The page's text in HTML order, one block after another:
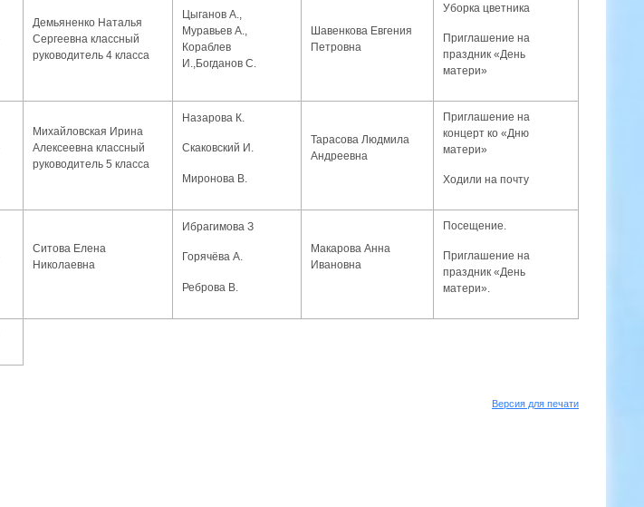
Демьяненко Наталья
Сергеевна классный
руководитель 4 класса
Цыганов А.,
Муравьев А.,
Кораблев
И., Богданов С.
Шавенкова Евгения
Петровна
Уборка цветника
Приглашение на
праздник «День
матери»
Михайловская Ирина
Алексеевна классный
руководитель 5 класса
Назарова К.
Скаковский И.
Миронова В.
Тарасова Людмила
Андреевна
Приглашение на
концерт ко «Дню
матери»
Ходили на почту
Ситова Елена
Николаевна
Ибрагимова З
Горячёва А.
Реброва В.
Макарова Анна
Ивановна
Посещение.
Приглашение на
праздник «День
матери».
Версия для печати